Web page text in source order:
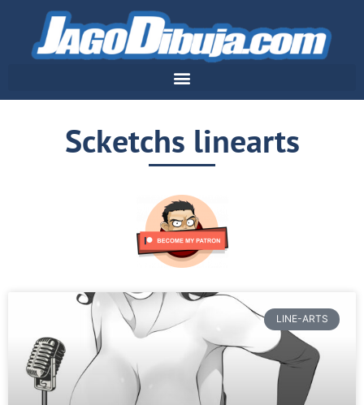
Scketchs linearts
LINE-ARTS